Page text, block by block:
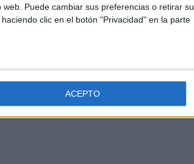
Puede cambiar sus preferencias o retirar su
clic en el botón "Privacidad" en la parte
ACEPTO
de la caza.